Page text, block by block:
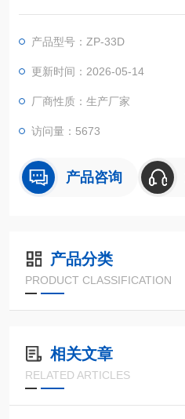
产品型号：ZP-33D
更新时间：2026-05-14
厂商性质：生产厂家
访问量：5673
产品咨询
产品分类
PRODUCT CLASSIFICATION
相关文章
RELATED ARTICLES